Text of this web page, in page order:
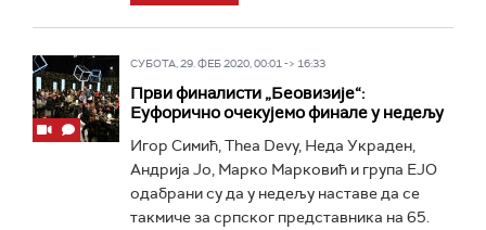
СУБОТА, 29. ФЕБ 2020, 00:01 -> 16:33
Први финалисти „Беовизије“:
Еуфорично очекујемо финале у недељу
Игор Симић, Thea Devy, Неда Украден,
Андрија Јо, Марко Марковић и група ЕЈО
одабрани су да у недељу наставе да се
такмиче за српског представника на 65.